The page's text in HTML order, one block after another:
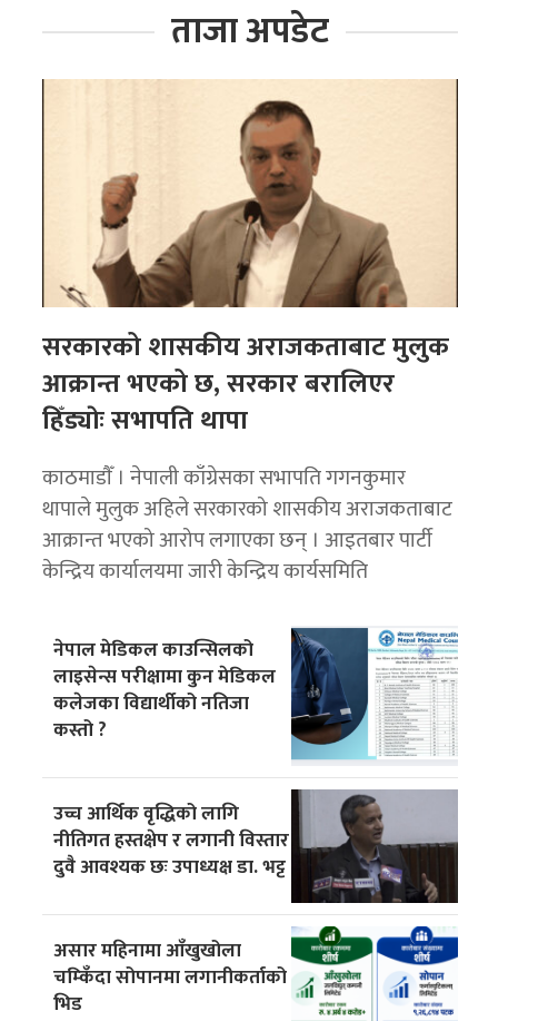
ताजा अपडेट
सरकारको शासकीय अराजकताबाट मुलुक
आक्रान्त भएको छ, सरकार बरालिएर
हिँड्याेः सभापति थापा
काठमाडाैँ । नेपाली काँग्रेसका सभापति गगनकुमार
थापाले मुलुक अहिले सरकारको शासकीय अराजकताबाट
आक्रान्त भएको आरोप लगाएका छन् । आइतबार पार्टी
केन्द्रिय कार्यालयमा जारी केन्द्रिय कार्यसमिति
नेपाल मेडिकल काउन्सिलको
लाइसेन्स परीक्षामा कुन मेडिकल
कलेजका विद्यार्थीको नतिजा
कस्तो ?
उच्च आर्थिक वृद्धिको लागि
नीतिगत हस्तक्षेप र लगानी विस्तार
दुवै आवश्यक छः उपाध्यक्ष डा. भट्ट
असार महिनामा आँखुखोला
चम्किँदा सोपानमा लगानीकर्ताको
भिड